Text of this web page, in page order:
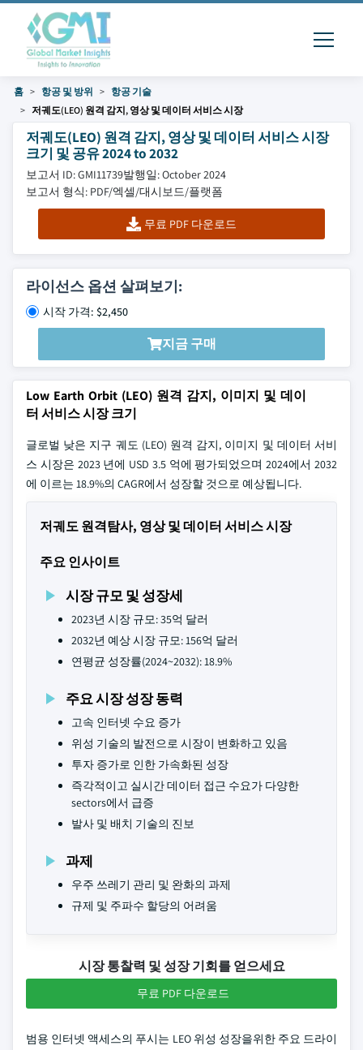
홈 항공 및 방위
항공 기술
저궤도(LEO) 원격 감지, 영상 및 데이터 서비스 시장
저궤도(LEO) 원격 감지, 영상 및 데이터 서비스 시장
크기 및 공유 2024 to 2032
보고서 ID: GMI11739발행일: October 2024
보고서 형식: PDF/엑셀/대시보드/플랫폼
무료 PDF 다운로드
라이선스 옵션 살펴보기:
시작 가격: $2,450
지금 구매
Low Earth Orbit (LEO) 원격 감지, 이미지 및 데이
터 서비스 시장 크기
글로벌 낮은 지구 궤도 (LEO) 원격 감지, 이미지 및 데이터 서비
스 시장은 2023 년에 USD 3.5 억에 평가되었으며 2024에서 2032
에 이르는 18.9%의 CAGR에서 성장할 것으로 예상됩니다.
저궤도 원격탐사, 영상 및 데이터 서비스 시장
주요 인사이트
시장 규모 및 성장세
2023년 시장 규모: 35억 달러
2032년 예상 시장 규모: 156억 달러
연평균 성장률(2024~2032): 18.9%
주요 시장 성장 동력
고속 인터넷 수요 증가
위성 기술의 발전으로 시장이 변화하고 있음
투자 증가로 인한 가속화된 성장
즉각적이고 실시간 데이터 접근 수요가 다양한
sectors에서 급증
발사 및 배치 기술의 진보
과제
우주 쓰레기 관리 및 완화의 과제
규제 및 주파수 할당의 어려움
시장 통찰력 및 성장 기회를 얻으세요
무료 PDF 다운로드
범용 인터넷 액세스의 푸시는 LEO 위성 성장을위한 주요 드라이